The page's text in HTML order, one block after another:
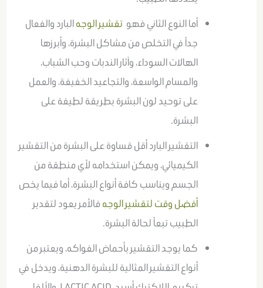
أما النوع الثاني فهو تقشير الوجهالبارد والفعال
جداً في التخلص من مشاكل البشرة، وأبرزها
الهالات السوداء، وآثار الندبات وحب الشباب،
والمسام الواسعة، والتجاعيد الخفيفة، والعمل
على توحيد لون البشرة بطريقة لطيفة على
البشرة.
التقشير البارد أقل قساوة على البشرة من التقشير
الكيميائي، ويمكن استخدامه لأي منطقة من
الجسم ويناسب كافة أنواع البشرة، أما فيما يخص
أفضل وقت لتقشير الوجه فالأمر يعود لتقدير
الطبيب تبعاً لحالة البشرة.
كما يوجد التقشير بأحماض الفواكه، ويعتبر من
أنواع التقشير المثالية للبشرة الدهنية، ويدخل في